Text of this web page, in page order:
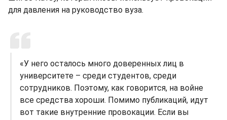
для давления на руководство вуза.
«У него осталось много доверенных лиц в
университете – среди студентов, среди
сотрудников. Поэтому, как говорится, на войне
все средства хороши. Помимо публикаций, идут
вот такие внутренние провокации. Если вы